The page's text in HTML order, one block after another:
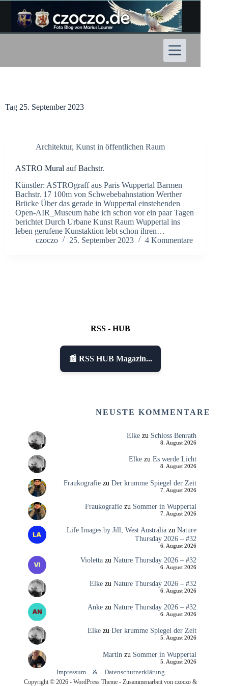
Inhalt
springen
Tag 25. September 2023
Architektur, Kunst in öffentlichen Raum
ASTRO Mural auf Bachstr.
Künstler: ASTROgraff aus Paris Wuppertal Barmen
Bachstr. 17 100m von Schwebebahnstation Werther
Brücke Über das gerade in Wuppertal einstehenden
Open-AIR_Museum habe ich schon vor ein paar Tagen
berichtet Durch Urbane Kunst Raum Wuppertal ins
leben gerufene Kunstaktion lebt schon ihren…
czoczo
25. September 2023 4 Kommentare
RSS - HUB
📰 RSS HUB Magazin...
NEUSTE KOMMENTARE
Elkezu Schloss Benrath
8. August 2026
Elkezu Es werde Licht
8. August 2026
Fraukografiezu Der krumme Spiegel der Zeit
7. August 2026
Fraukografiezu Sommer in Wuppertal
7. August 2026
Life Images by Jill, West Australiazu Nature
Thursday 2026 – #32
6. August 2026
Violettazu Nature Thursday 2026 – #32
6. August 2026
Elkezu Nature Thursday 2026 – #32
6. August 2026
Ankezu Nature Thursday 2026 – #32
6. August 2026
Elkezu Der krumme Spiegel der Zeit
5. August 2026
Martin zu Sommer in Wuppertal
5. August 2026
Impressum & Datenschutzerklärung
Copyright © 2026 - WordPress Theme - Zusammenarbeit von czoczo &